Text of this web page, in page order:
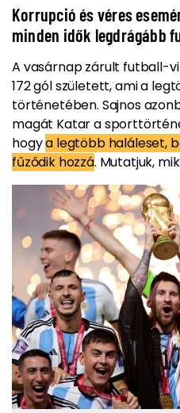
Korrupció és véres
minden idők legdrágább
A vasárnap zárult futball-
172 gól született, ami a
történetében. Sajnos
magát Katar a
hogya legtöbb haláleset,
fűződik hozzá. Mutatjuk,